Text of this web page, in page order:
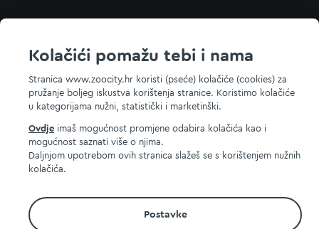
Kolačići pomažu tebi i nama
Stranica www.zoocity.hr koristi (pseće) kolačiće (cookies) za
pružanje boljeg iskustva korištenja stranice. Koristimo kolačiće
u kategorijama nužni, statistički i marketinški.
Ovdje imaš mogućnost promjene odabira kolačića kao i
mogućnost saznati više o njima.
Daljnjom upotrebom ovih stranica slažeš se s korištenjem nužnih
kolačića.
Postavke
© 2026 ZOOCITY. Sva prava zadržana.